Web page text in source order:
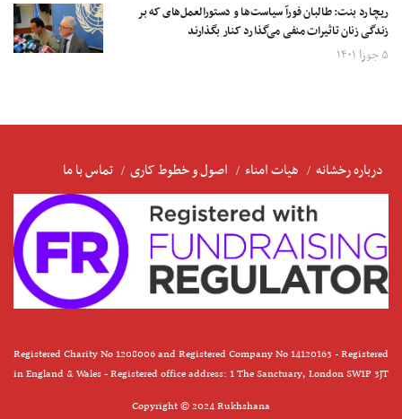
ریچارد بنت:‌ طالبان فورآ سیاست‌ها و دستورالعمل‌های که بر
زندگی زنان تاثیرات منفی می‌گذارد کنار بگذارند
۵ جوزا ۱۴۰۱
درباره رخشانه هیات امناء اصول و خطوط کاری تماس با ما
Registered Charity No 1208006 and Registered Company No 14120163 - Registered
in England & Wales - Registered office address: 1 The Sanctuary, London SW1P 3JT
Copyright © 2024 Rukhshana